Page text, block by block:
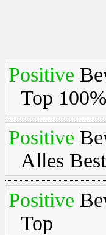
Positive
Top 100%
Positive
Alles
Positive
Top